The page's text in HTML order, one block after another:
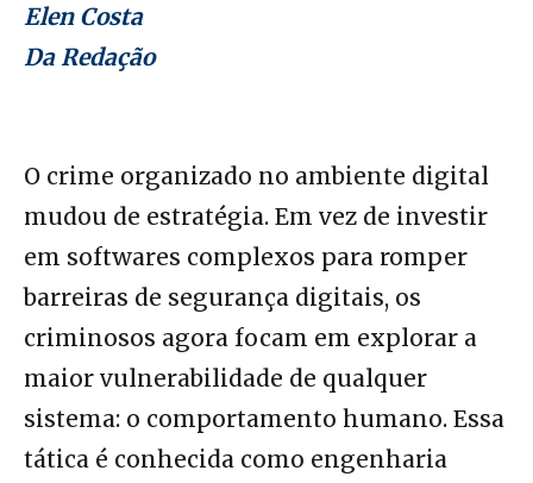
Elen Costa
Da Redação
O crime organizado no ambiente digital
mudou de estratégia. Em vez de investir
em softwares complexos para romper
barreiras de segurança digitais, os
criminosos agora focam em explorar a
maior vulnerabilidade de qualquer
sistema: o comportamento humano. Essa
tática é conhecida como engenharia